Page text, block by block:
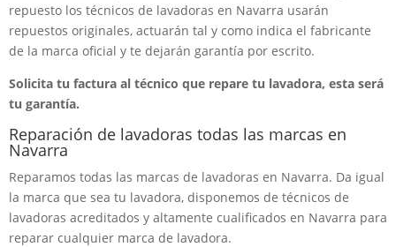
repuesto los técnicos de lavadoras en Navarra usarán
repuestos originales, actuarán tal y como indica el fabricante
de la marca oficial y te dejarán garantía por escrito.
Solicita tu factura al técnico que repare tu lavadora, esta será
tu garantía.
Reparación de lavadoras todas las marcas en
Navarra
Reparamos todas las marcas de lavadoras en Navarra. Da igual
la marca que sea tu lavadora, disponemos de técnicos de
lavadoras acreditados y altamente cualificados en Navarra para
reparar cualquier marca de lavadora.